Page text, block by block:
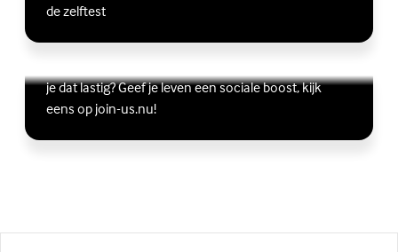
de zelftest
Vriendschap
je dat lastig? Geef je leven een sociale boost, kijk
eens op join-us.nu!
Lees meer over Vriendschap
(Externe link)